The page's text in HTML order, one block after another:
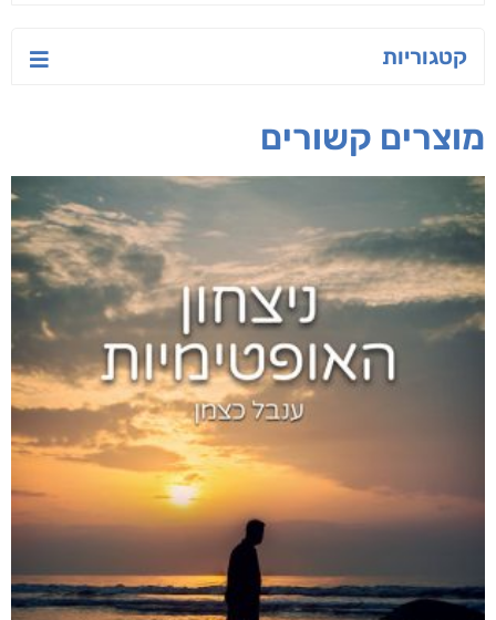
קטגוריות
מוצרים קשורים